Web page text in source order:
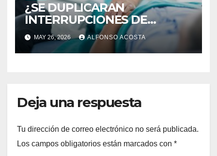
¿SE DUPLICARAN
INTERRUPCIONES DE
EMBARAZO LEGALES?
MAY 26, 2026 ALFONSO ACOSTA
Deja una respuesta
Tu dirección de correo electrónico no será publicada.
Los campos obligatorios están marcados con *